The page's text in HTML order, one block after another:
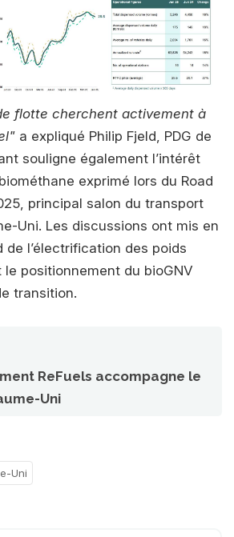
flotte cherchent activement à
a expliqué Philip Fjeld, PDG de
souligne également l’intérêt
exprimé lors du Road
principal salon du transport
Uni. Les discussions ont mis en
de l’électrification des poids
positionnement du bioGNV
transition.
ReFuels accompagne le
Uni
Uni